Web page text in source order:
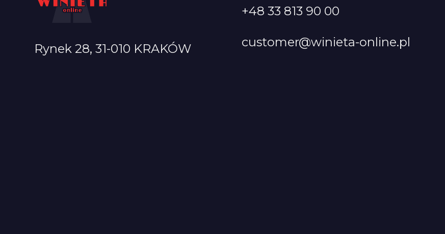
Rynek 28, 31-010 KRAKÓW
+48 33 813 90 00
customer@winieta-online.pl